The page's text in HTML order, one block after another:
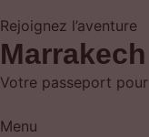
Rejoignez l’aventure
Votre passeport
Menu